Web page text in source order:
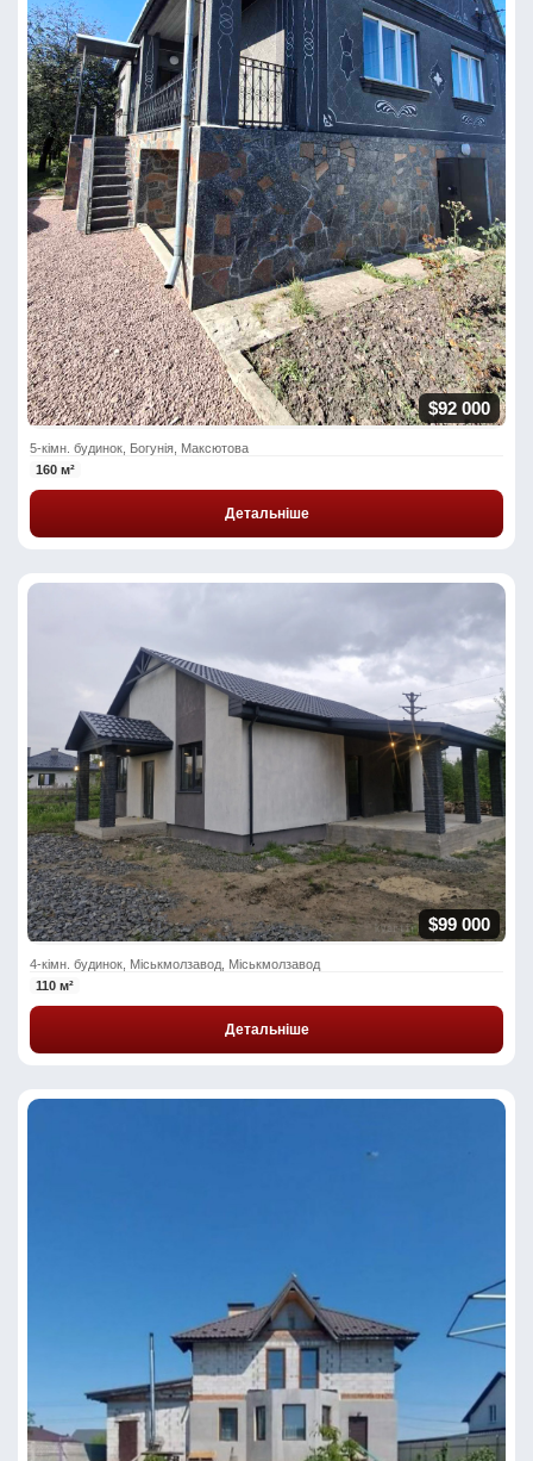
$92 000
5-кімн. будинок, Богунія, Максютова
160 м²
Детальніше
$99 000
4-кімн. будинок, Міськмолзавод, Міськмолзавод
110 м²
Детальніше